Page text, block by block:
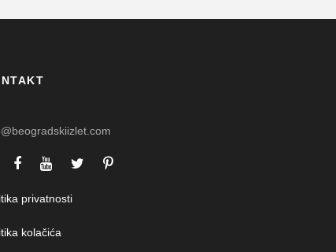
privatnosti
kolačića